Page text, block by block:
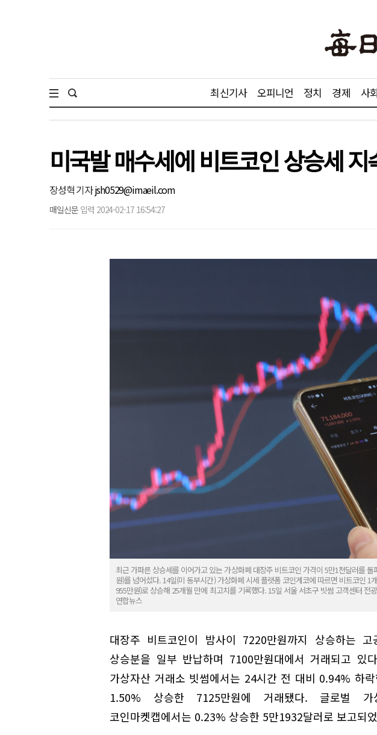
최신기사 오피니언 정치 경제 사회
미국발 매수세에 비트코인 상승세
장성혁 기자jsh0529@imaeil.com
매일신문 입력 2024-02-17 16:54:27
최근 가파른 상승세를 이어가고 있는 가상화폐 대장주 비트코인 가격이 5만1천달러를
원)를 넘어섰다. 14일(미 동부시간) 가상화폐 시세 플랫폼 코인게코에 따르면 비트코인 1
955만원)로 상승해 25개월 만에 최고치를 기록했다. 15일 서울 서초구 빗썸 고객센터 전
연합뉴스
대장주 비트코인이 밤사이 7220만원까지 상승하는 고
상승분을 일부 반납하며 7100만원대에서 거래되고
가상자산 거래소 빗썸에서는 24시간 전 대비 0.94% 하
1.50% 상승한 7125만원에 거래됐다. 글로벌
코인마켓캡에서는 0.23% 상승한 5만1932달러로 보고되